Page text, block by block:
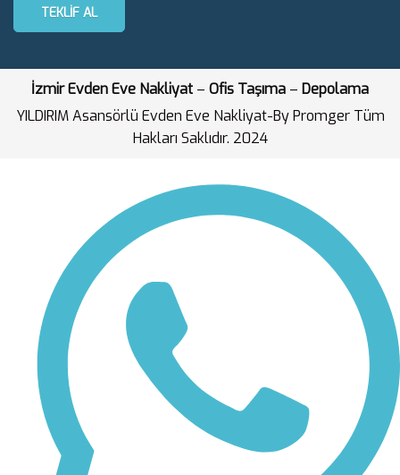
TEKLIF AL
İzmir Evden Eve Nakliyat – Ofis Taşıma – Depolama
YILDIRIM Asansörlü Evden Eve Nakliyat-By Promger Tüm
Hakları Saklıdır. 2024